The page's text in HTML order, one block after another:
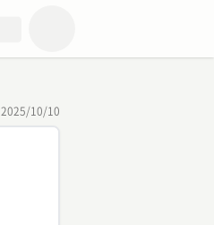
2025/10/10